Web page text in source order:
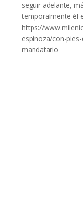
seguir adelante,
temporalmente él
https://
espinoza/con-
mandatario